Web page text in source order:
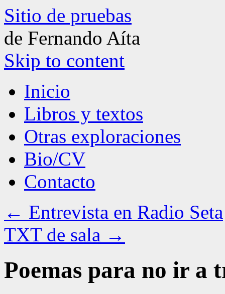
Sitio de pruebas
de Fernando Aíta
Skip to content
Inicio
Libros y textos
Otras exploraciones
Bio/CV
Contacto
← Entrevista en Radio Seta
TXT de sala →
Poemas para no ir a